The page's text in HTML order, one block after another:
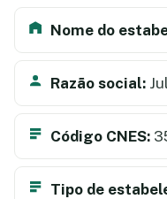
Nome do
Razão social:
Código CNES:
Tipo de